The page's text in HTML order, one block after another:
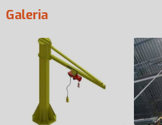
Galeria